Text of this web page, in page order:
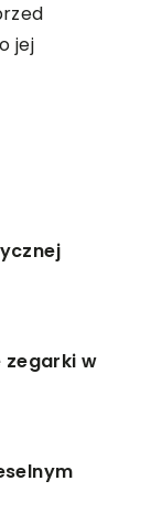
jej
zegarki w